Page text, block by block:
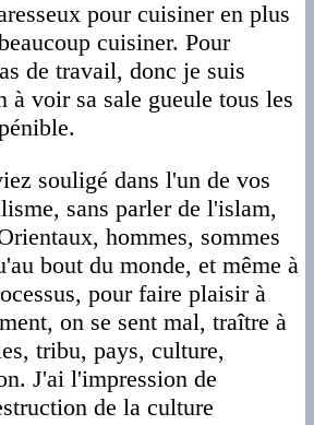
pour cuisiner en plus
cuisiner. Pour
de travail, donc je suis
à voir sa sale gueule tous les
souligé dans l'un de vos
sans parler de l'islam,
hommes, sommes
bout du monde, et même à
pour faire plaisir à
on se sent mal, traître à
tribu, pays, culture,
J'ai l'impression de
de la culture